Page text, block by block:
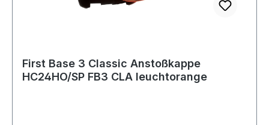
First Base 3 Classic Anstoßkappe
HC24HO/SP FB3 CLA leuchtorange